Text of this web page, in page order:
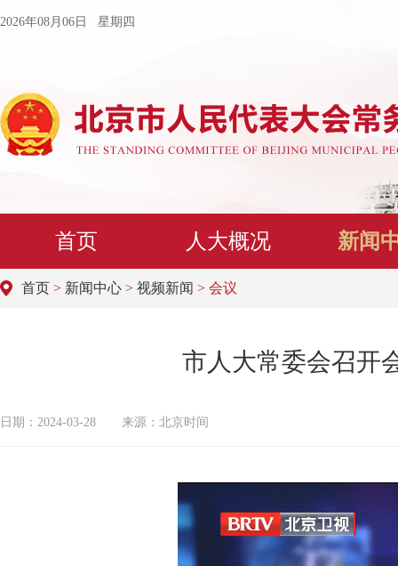
2026年08月06日 星期四
首页 人大概况 新闻
首页 > 新闻中心 > 视频新闻 > 会议
市人大常委会召开
日期：2024-03-28 来源：北京时间